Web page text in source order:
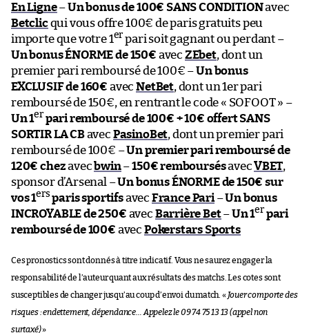
En Ligne–Un bonus de 100€ SANS CONDITIONavec
Betclicqui vous offre 100€ de paris gratuits peu
importe que votre 1er pari soit gagnant ou perdant –
Un bonus ÉNORME de 150€ avec ZEbet, dont un
premier pari remboursé de 100€ –Un bonus
EXCLUSIF de 160€ avecNetBet, dont un 1er pari
remboursé de 150€, en rentrant le code « SOFOOT » –
Un 1er pari remboursé de 100€ + 10€ offert SANS
SORTIR LA CBavec PasinoBet, dont un premier pari
remboursé de 100€ –Un premier pari remboursé de
120€ chezavecbwin–150€ remboursésavecVBET,
sponsor d’Arsenal –Un bonus ÉNORME de 150€ sur
vos 1ers paris sportifsavec France Pari–Un bonus
INCROYABLE de 250€ avec Barrière Bet–Un 1er pari
remboursé de 100€ avec Pokerstars Sports
Ces pronostics sont donnés à titre indicatif. Vous ne saurez engager la
responsabilité de l’auteur quant aux résultats des matchs. Les cotes sont
susceptibles de changer jusqu’au coup d’envoi du match. « Jouer comporte des
risques : endettement, dépendance… Appelez le 09 74 75 13 13 (appel non
surtaxé)»